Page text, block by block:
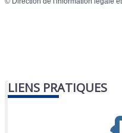
LIENS PRATIQUES